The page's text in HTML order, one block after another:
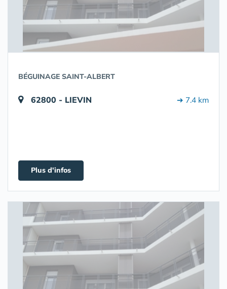
BÉGUINAGE SAINT-ALBERT
62800 - LIEVIN ➔ 7.4 km
Plus d'infos